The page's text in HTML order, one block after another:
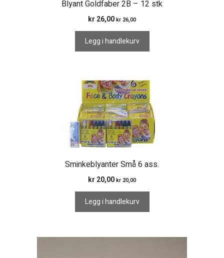
Blyant Goldfaber 2B – 12 stk
kr 26,00 kr 26,00
Legg i handlekurv
Sminkeblyanter Små 6 ass.
kr 20,00 kr 20,00
Legg i handlekurv